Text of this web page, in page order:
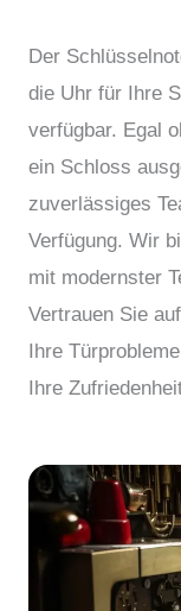
Der
die Uhr für Ihre
verfügbar. Egal
ein Schloss
zuverlässiges
Verfügung. Wir
mit modernster
Vertrauen Sie
Ihre
Ihre